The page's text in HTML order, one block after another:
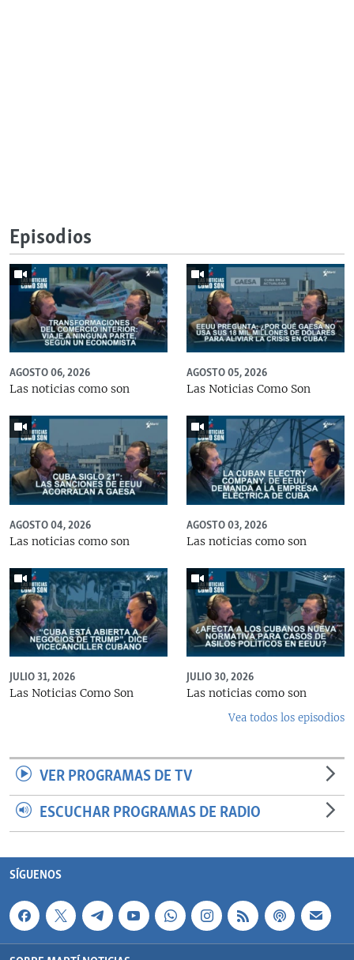
Episodios
AGOSTO 06, 2026
Las noticias como son
AGOSTO 05, 2026
Las Noticias Como Son
AGOSTO 04, 2026
Las noticias como son
AGOSTO 03, 2026
Las noticias como son
JULIO 31, 2026
Las Noticias Como Son
JULIO 30, 2026
Las noticias como son
Vea todos los episodios
VER PROGRAMAS DE TV
ESCUCHAR PROGRAMAS DE RADIO
SÍGUENOS